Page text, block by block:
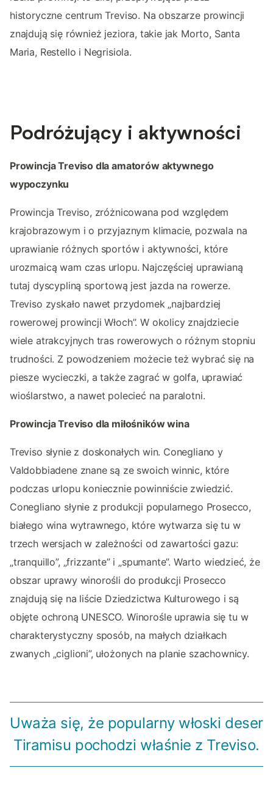
historyczne centrum Treviso. Na obszarze prowincji
znajdują się również jeziora, takie jak Morto, Santa
Maria, Restello i Negrisiola.
Podróżujący i aktywności
Prowincja Treviso dla amatorów aktywnego
wypoczynku
Prowincja Treviso, zróżnicowana pod względem
krajobrazowym i o przyjaznym klimacie, pozwala na
uprawianie różnych sportów i aktywności, które
urozmaicą wam czas urlopu. Najczęściej uprawianą
tutaj dyscypliną sportową jest jazda na rowerze.
Treviso zyskało nawet przydomek „najbardziej
rowerowej prowincji Włoch”. W okolicy znajdziecie
wiele atrakcyjnych tras rowerowych o różnym stopniu
trudności. Z powodzeniem możecie też wybrać się na
piesze wycieczki, a także zagrać w golfa, uprawiać
wioślarstwo, a nawet polecieć na paralotni.
Prowincja Treviso dla miłośników wina
Treviso słynie z doskonałych win. Conegliano y
Valdobbiadene znane są ze swoich winnic, które
podczas urlopu koniecznie powinniście zwiedzić.
Conegliano słynie z produkcji popularnego Prosecco,
białego wina wytrawnego, które wytwarza się tu w
trzech wersjach w zależności od zawartości gazu:
„tranquillo”, „frizzante” i „spumante”. Warto wiedzieć, że
obszar uprawy winorośli do produkcji Prosecco
znajdują się na liście Dziedzictwa Kulturowego i są
objęte ochroną UNESCO. Winorośle uprawia się tu w
charakterystyczny sposób, na małych działkach
zwanych „ciglioni”, ułożonych na planie szachownicy.
Uważa się, że popularny włoski deser
Tiramisu pochodzi właśnie z Treviso.